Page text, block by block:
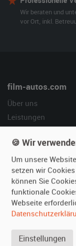
Wir beraten und
vor Ort, inkl.
film-autos.com
Über uns
Leistungen
Kundenmeinungen
Vermieten
Oldtimer anmelden
Fotos senden
Fragen für Vermieter
Inserat verwalten
🍪 Wir
Um unsere
setzen wir
können Sie
funktionale
Webseite
Einstellungen